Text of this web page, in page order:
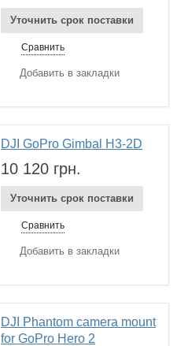
Уточнить срок поставки
Сравнить
Добавить в закладки
DJI GoPro Gimbal H3-2D
10 120 грн.
Уточнить срок поставки
Сравнить
Добавить в закладки
DJI Phantom camera mount
for GoPro Hero 2